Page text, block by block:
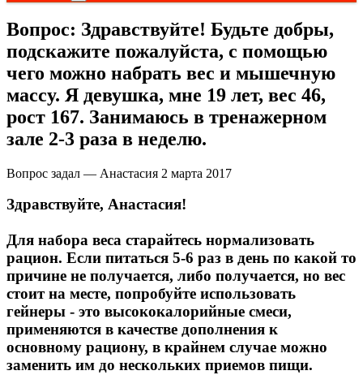
Вопрос: Здравствуйте! Будьте добры,
подскажите пожалуйста, с помощью
чего можно набрать вес и мышечную
массу. Я девушка, мне 19 лет, вес 46,
рост 167. Занимаюсь в тренажерном
зале 2-3 раза в неделю.
Вопрос задал — Анастасия 2 марта 2017
Здравствуйте, Анастасия!
Для набора веса старайтесь нормализовать
рацион. Если питаться 5-6 раз в день по какой то
причине не получается, либо получается, но вес
стоит на месте, попробуйте использовать
гейнеры - это высококалорийные смеси,
применяются в качестве дополнения к
основному рациону, в крайнем случае можно
заменить им до нескольких приемов пищи.